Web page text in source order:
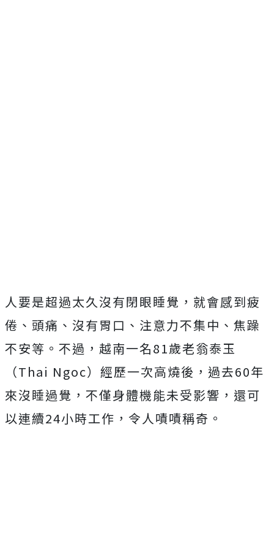
人要是超過太久沒有閉眼睡覺，就會感到疲
倦、頭痛、沒有胃口、注意力不集中、焦躁
不安等。不過，越南一名81歲老翁泰玉
（Thai Ngoc）經歷一次高燒後，過去60年
來沒睡過覺，不僅身體機能未受影響，還可
以連續24小時工作，令人嘖嘖稱奇。